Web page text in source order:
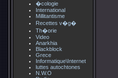
�cologie
International
Millitantisme
Recettes v�g�
Th�orie
Video
Anarkhia
Blackblock
Grece
Informatique\Internet
luttes autochtones
N.W.O